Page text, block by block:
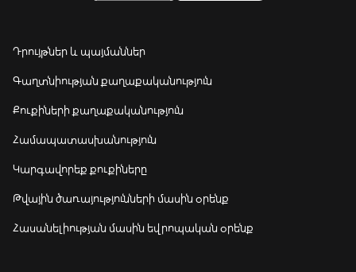
Դրույթներ և պայմաններ
Գաղտնիության քաղաքականություն
Քուքիների քաղաքականություն
Համապատասխանություն
Կարգավորեք քուքիները
Թվային ծառայությունների մասին օրենք
Հասանելիության մասին եվրոպական օրենք